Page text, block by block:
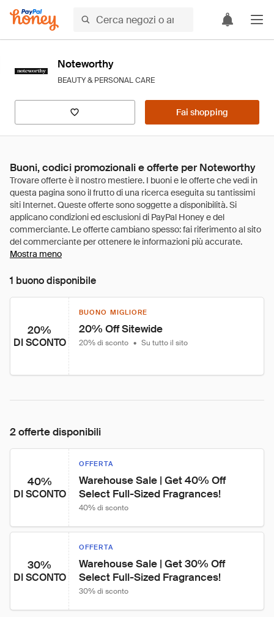
Noteworthy
BEAUTY & PERSONAL CARE
Fai shopping
Buoni, codici promozionali e offerte per Noteworthy
Mostra meno
1 buono disponibile
20%
DI SCONTO
BUONO MIGLIORE
20% Off Sitewide
20% di sconto • Su tutto il sito
2 offerte disponibili
40%
DI SCONTO
OFFERTA
Warehouse Sale | Get 40% Off
Select Full-Sized Fragrances!
40% di sconto
30%
DI SCONTO
OFFERTA
Warehouse Sale | Get 30% Off
Select Full-Sized Fragrances!
30% di sconto